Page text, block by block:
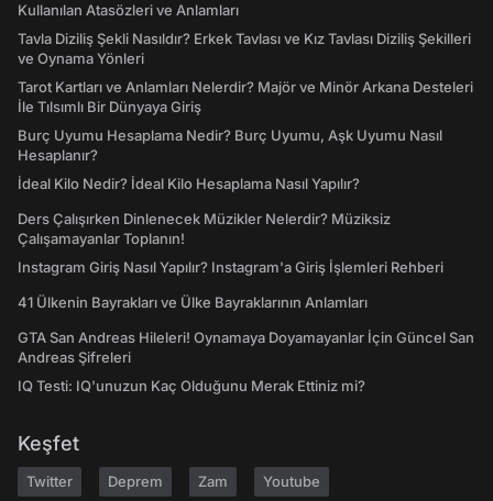
Kullanılan Atasözleri ve Anlamları
Tavla Diziliş Şekli Nasıldır? Erkek Tavlası ve Kız Tavlası Diziliş Şekilleri
ve Oynama Yönleri
Tarot Kartları ve Anlamları Nelerdir? Majör ve Minör Arkana Desteleri
İle Tılsımlı Bir Dünyaya Giriş
Burç Uyumu Hesaplama Nedir? Burç Uyumu, Aşk Uyumu Nasıl
Hesaplanır?
İdeal Kilo Nedir? İdeal Kilo Hesaplama Nasıl Yapılır?
Ders Çalışırken Dinlenecek Müzikler Nelerdir? Müziksiz
Çalışamayanlar Toplanın!
Instagram Giriş Nasıl Yapılır? Instagram'a Giriş İşlemleri Rehberi
41 Ülkenin Bayrakları ve Ülke Bayraklarının Anlamları
GTA San Andreas Hileleri! Oynamaya Doyamayanlar İçin Güncel San
Andreas Şifreleri
IQ Testi: IQ'unuzun Kaç Olduğunu Merak Ettiniz mi?
Keşfet
Twitter Deprem Zam Youtube